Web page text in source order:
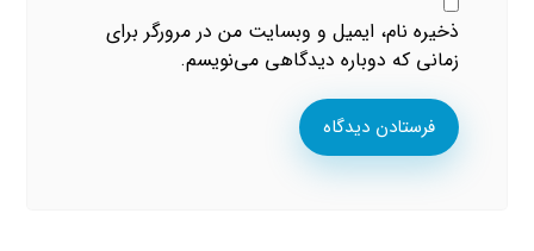
ذخیره نام، ایمیل و وبسایت من در مرورگر برای
زمانی که دوباره دیدگاهی می‌نویسم.
فرستادن دیدگاه